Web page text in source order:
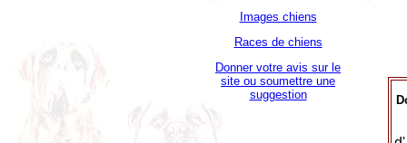
Images chiens
Races de chiens
Donner votre avis sur le
site ou soumettre une
suggestion